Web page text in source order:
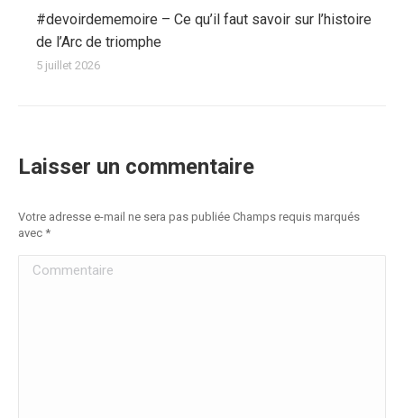
#devoirdememoire – Ce qu’il faut savoir sur l’histoire
de l’Arc de triomphe
5 juillet 2026
Laisser un commentaire
Votre adresse e-mail ne sera pas publiée Champs requis marqués
avec *
Commentaire